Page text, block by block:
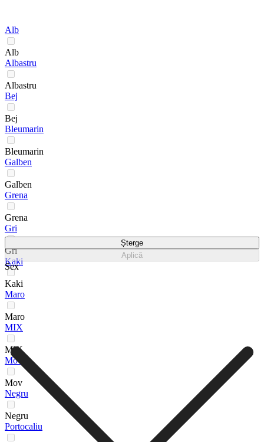
Alb
Alb
Albastru
Albastru
Bej
Bej
Bleumarin
Bleumarin
Galben
Galben
Grena
Grena
Gri
Gri
Kaki
Kaki
Maro
Maro
MIX
MIX
Mov
Mov
Negru
Negru
Portocaliu
Șterge
Aplică
Sex